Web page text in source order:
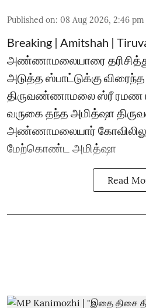
Published on: 08 Aug 2026, 2:46 pm
Breaking | Amitshah |
அண்ணாமலையாரை தரிசித்து
அடுத்த ஸ்பாட்டுக்கு
திருவண்ணாமலை ஸ்ரீ ரமண
வருகை தந்த அமித்ஷா
அண்ணாமலையார்
மேற்கொண்ட அமித்ஷா
Read